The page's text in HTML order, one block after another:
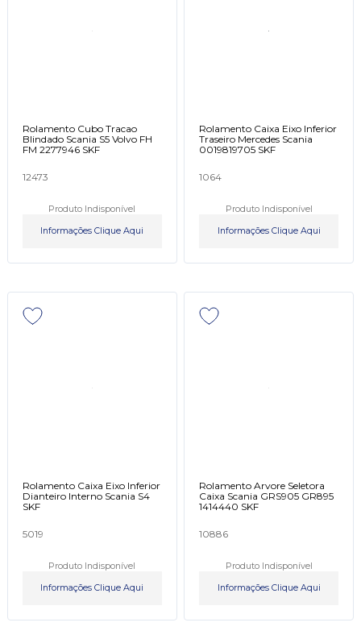
Rolamento Cubo Tracao
Blindado Scania S5 Volvo FH
FM 2277946 SKF
12473
Produto Indisponível
Informações Clique Aqui
Rolamento Caixa Eixo Inferior
Traseiro Mercedes Scania
0019819705 SKF
1064
Produto Indisponível
Informações Clique Aqui
Rolamento Caixa Eixo Inferior
Dianteiro Interno Scania S4
SKF
5019
Produto Indisponível
Informações Clique Aqui
Rolamento Arvore Seletora
Caixa Scania GRS905 GR895
1414440 SKF
10886
Produto Indisponível
Informações Clique Aqui